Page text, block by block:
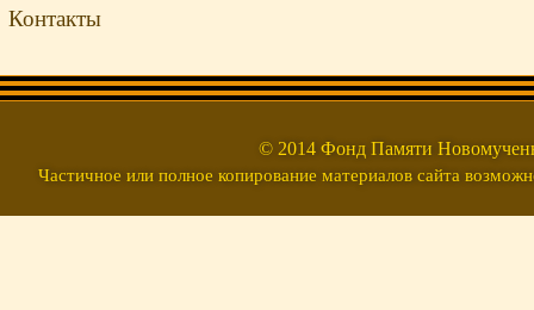
Контакты
© 2014 Фонд Памяти
Частичное или полное копирование материалов сайта